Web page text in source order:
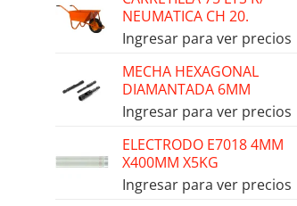
NEUMATICA CH 20.
Ingresar para ver precios
MECHA HEXAGONAL
DIAMANTADA 6MM
Ingresar para ver precios
ELECTRODO E7018 4MM
X400MM X5KG
Ingresar para ver precios